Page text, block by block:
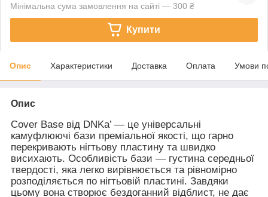
Мінімальна сума замовлення на сайті — 300 ₴
Купити
Опис Характеристики Доставка Оплата Умови
Опис
Cover Base від DNKa’ — це універсальні
камуфлюючі бази преміальної якості, що гарно
перекривають нігтьову пластину та швидко
висихають. Особливість бази — густина середньої
твердості, яка легко вирівнюється та рівномірно
розподіляється по нігтьовій пластині. Завдяки
цьому вона створює бездоганний відблист, не дає